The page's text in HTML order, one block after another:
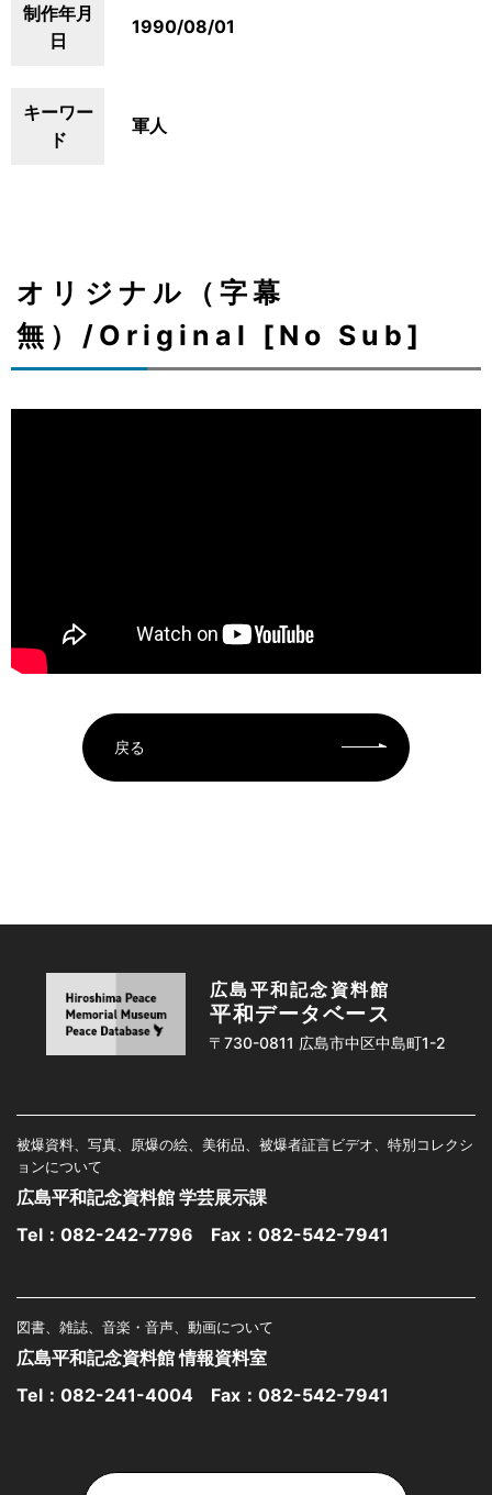
制作年月
日
1990/08/01
キーワー
ド
軍人
オリジナル（字幕
無）/Original [No Sub]
戻る
広島平和記念資料館
平和データベース
〒730-0811 広島市中区中島町1-2
被爆資料、写真、原爆の絵、美術品、被爆者証言ビデオ、特別コレクシ
ョンについて
広島平和記念資料館 学芸展示課
Tel： 082-242-7796 Fax：082-542-7941
図書、雑誌、音楽・音声、動画について
広島平和記念資料館 情報資料室
Tel： 082-241-4004 Fax：082-542-7941